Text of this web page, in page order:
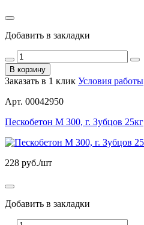
Добавить в закладки
В корзину
Заказать в 1 клик Условия работы
Арт. 00042950
Пескобетон М 300, г. Зубцов 25кг
228 руб./шт
Добавить в закладки